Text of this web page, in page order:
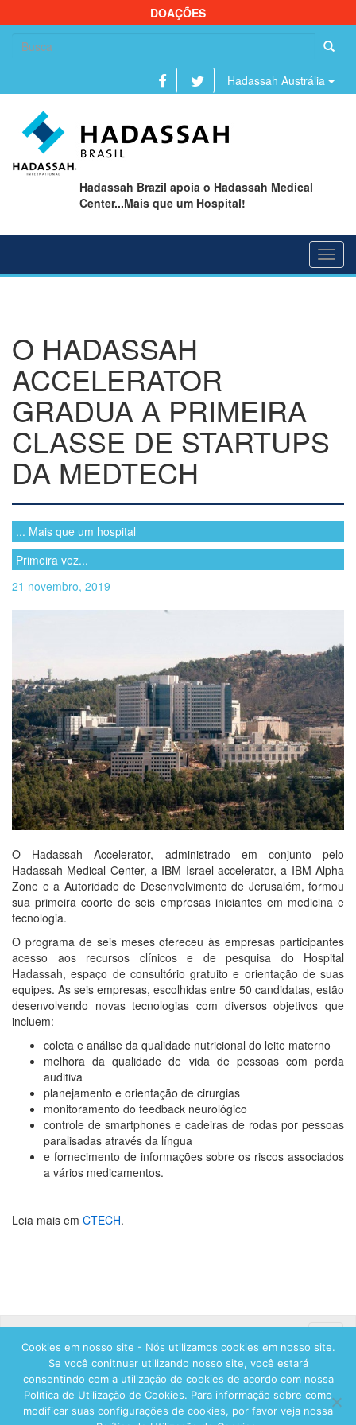
DOAÇÕES
Hadassah Austrália
Hadassah Brazil apoia o Hadassah Medical
Center...Mais que um Hospital!
O HADASSAH
ACCELERATOR
GRADUA A PRIMEIRA
CLASSE DE STARTUPS
DA MEDTECH
... Mais que um hospital
Primeira vez...
21 novembro, 2019
O Hadassah Accelerator, administrado em conjunto pelo
Hadassah Medical Center, a IBM Israel accelerator, a IBM Alpha
Zone e a Autoridade de Desenvolvimento de Jerusalém, formou
sua primeira coorte de seis empresas iniciantes em medicina e
tecnologia.
O programa de seis meses ofereceu às empresas participantes
acesso aos recursos clínicos e de pesquisa do Hospital
Hadassah, espaço de consultório gratuito e orientação de suas
equipes. As seis empresas, escolhidas entre 50 candidatas, estão
desenvolvendo novas tecnologias com diversos objetivos que
incluem:
coleta e análise da qualidade nutricional do leite materno
melhora da qualidade de vida de pessoas com perda
auditiva
planejamento e orientação de cirurgias
monitoramento do feedback neurológico
controle de smartphones e cadeiras de rodas por pessoas
paralisadas através da língua
e fornecimento de informações sobre os riscos associados
a vários medicamentos.
Leia mais em CTECH.
© 2026 Hadassah International, Ltd. Hadassah, the H logo, the Hadassah International
Cookies em nosso site - Nós utilizamos cookies em nosso site.
Se você conitnuar utilizando nosso site, você estará
consentindo com a utilização de cookies de acordo com nossa
Política de Utilização de Cookies. Para informação sobre como
modificar suas configurações de cookies, por favor veja nossa